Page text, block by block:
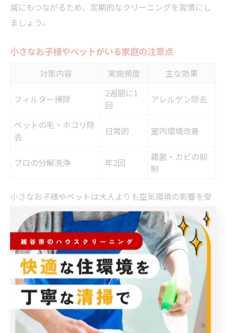
減にもつながるため、定期的なクリーニングを習慣にし
ましょう。
小さなお子様やペットがいる家庭の注意点
対策内容 実施頻度 主な効果
フィルター掃除
2週間に1
回
アレルゲン除去
ペットの毛・ホコリ除
去
日常的 室内環境改善
プロの分解洗浄 年2回
雑菌・カビの抑
制
小さなお子様やペットは大人よりも空気環境の影響を受
けやすいため、エアコンクリーニングの必要性がさらに
高まります。特に床に近い位置で生活するペットや、免
疫力が未発達な乳幼児は、カビやホコリによる健康被害
のリスクが大きくなります。
家庭でできる対策としては、エアコンのフィルターを2
週間に1度は掃除すること、ペットの毛やホコリを日常的
に取り除くことが挙げられます。また、プロによる分解
洗浄を年2回行うことで、アレルゲンや雑菌の繁殖を抑制